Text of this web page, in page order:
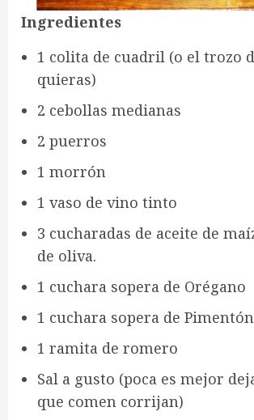
Ingredientes
1 colita de cuadril (o el trozo
quieras)
2 cebollas medianas
2 puerros
1 morrón
1 vaso de vino tinto
3 cucharadas de aceite de
de oliva.
1 cuchara sopera de Orégano
1 cuchara sopera de Pimentón
1 ramita de romero
Sal a gusto (poca es mejor
que comen corrijan)